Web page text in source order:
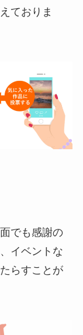
ておりま
でも感謝の
イベントな
らすことが